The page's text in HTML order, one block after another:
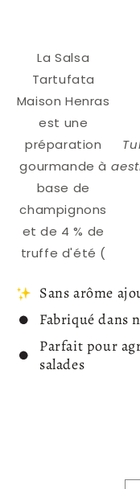
La Salsa
Tartufata
Maison Henras
est une
préparation
gourmande à
base de
champignons
et de 4 % de
truffe d'été (
Sans arôme
Fabriqué dans
Parfait pour
salades